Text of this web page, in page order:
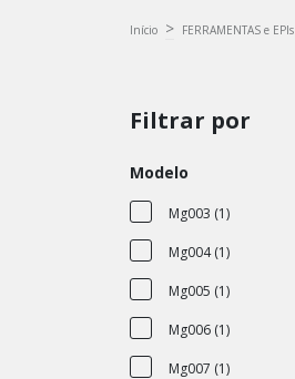
Início > FERRAMENTAS e EPIs
Filtrar por
Modelo
Mg003 (1)
Mg004 (1)
Mg005 (1)
Mg006 (1)
Mg007 (1)